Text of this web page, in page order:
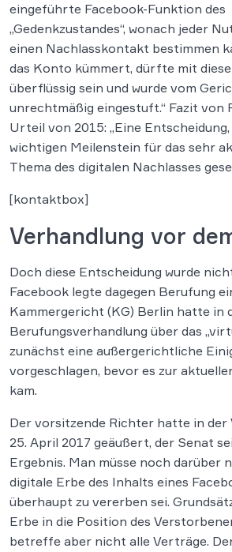
eingeführte Facebook-Funktion des
„Gedenkzustandes“, wonach jeder
einen Nachlasskontakt bestimmen
das Konto kümmert, dürfte mit
überflüssig sein und wurde vom
unrechtmäßig eingestuft.“ Fazit von
Urteil von 2015: „Eine
wichtigen Meilenstein für das sehr
Thema des digitalen Nachlasses
[kontaktbox]
Verhandlung vor
Doch diese Entscheidung wurde
Facebook legte dagegen Berufung
Kammergericht (KG) Berlin hatte in
Berufungsverhandlung über das
zunächst eine außergerichtliche
vorgeschlagen, bevor es zur
kam.
Der vorsitzende Richter hatte in der
25. April 2017 geäußert, der Senat
Ergebnis. Man müsse noch darüber
digitale Erbe des Inhalts eines
überhaupt zu vererben sei.
Erbe in die Position des
betreffe aber nicht alle Verträge.